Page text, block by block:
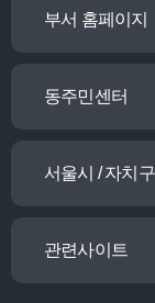
부서 홈페이지
동주민센터
서울시 / 자치구
관련사이트